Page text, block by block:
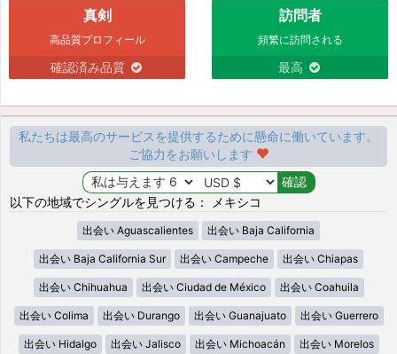
真剣
高品質プロフィール
確認済み品質
訪問者
頻繁に訪問される
最高
私たちは最高のサービスを提供するために懸命に働いています。
ご協力をお願いします
以下の地域でシングルを見つける： メキシコ
出会い Aguascalientes 出会い Baja California
出会い Baja California Sur 出会い Campeche 出会い Chiapas
出会い Chihuahua 出会い Ciudad de México 出会い Coahuila
出会い Colima 出会い Durango 出会い Guanajuato 出会い Guerrero
出会い Hidalgo 出会い Jalisco 出会い Michoacán 出会い Morelos